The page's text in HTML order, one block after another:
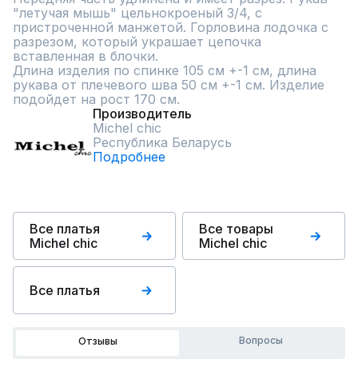
"летучая мышь" цельнокроеный 3/4, с
пристроченной манжетой. Горловина лодочка с
разрезом, который украшает цепочка
вставленная в блочки.
Длина изделия по спинке 105 см +-1 см, длина
рукава от плечевого шва 50 см +-1 см. Изделие
подойдет на рост 170 см.
Производитель
Michel chic
Республика Беларусь
Подробнее
Все платья
Michel chic
Все товары
Michel chic
Все платья
Отзывы Вопросы